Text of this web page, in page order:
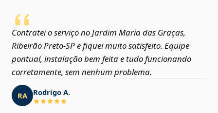
Contratei o serviço no Jardim Maria das Graças,
Ribeirão Preto‑SP e fiquei muito satisfeito. Equipe
pontual, instalação bem feita e tudo funcionando
corretamente, sem nenhum problema.
RA Rodrigo A.